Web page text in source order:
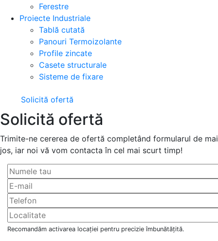
Ferestre
Proiecte Industriale
Tablă cutată
Panouri Termoizolante
Profile zincate
Casete structurale
Sisteme de fixare
Solicită ofertă
Solicită ofertă
Trimite-ne cererea de ofertă completând formularul de mai
jos, iar noi vă vom contacta în cel mai scurt timp!
Recomandăm activarea locației pentru precizie îmbunătățită.